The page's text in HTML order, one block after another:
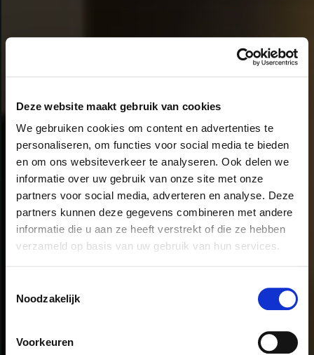
Deze website maakt gebruik van cookies
We gebruiken cookies om content en advertenties te
personaliseren, om functies voor social media te bieden
en om ons websiteverkeer te analyseren. Ook delen we
informatie over uw gebruik van onze site met onze
partners voor social media, adverteren en analyse. Deze
partners kunnen deze gegevens combineren met andere
informatie die u aan ze heeft verstrekt of die ze hebben
verzameld op basis van uw gebruik van hun services.
Meer informatie hier:
Noodzakelijk
Voorkeuren